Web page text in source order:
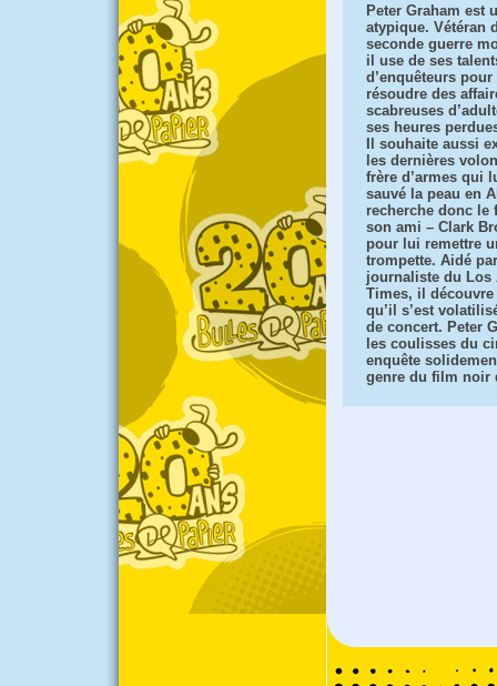
Peter Graham est
atypique. Vétéran
seconde guerre
il use de ses
d’enquêteurs pour
résoudre des
scabreuses
ses heures
Il souhaite aussi
les dernières
frère d’armes qui
sauvé la peau en
recherche donc le
son ami – Clark
pour lui remettre
trompette. Aidé
journaliste du Los
Times, il découvre
qu’il s’est
de concert. Peter
les coulisses du
enquête
genre du film noir